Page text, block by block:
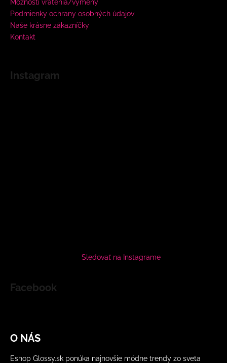
Možnosti vrátenia/výmeny
Podmienky ochrany osobných údajov
Naše krásne zákazníčky
Kontakt
Instagram
Sledovať na Instagrame
Facebook
O NÁS
Eshop Glossy.sk ponúka najnovšie módne trendy zo sveta